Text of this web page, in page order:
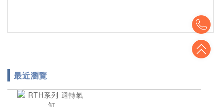
最近瀏覽